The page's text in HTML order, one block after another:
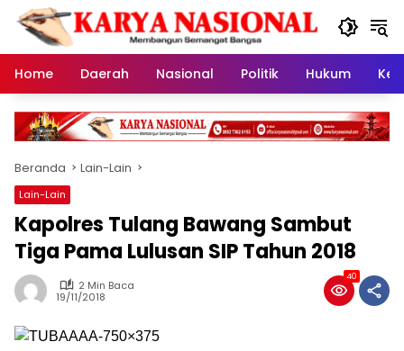
Langsung
konten
Home
Daerah Nasional Politik Hukum
Beranda Lain-Lain
Lain-Lain
Kapolres Tulang Bawang Sambut
Tiga Pama Lulusan SIP Tahun 2018
2 Min Baca
19/11/2018
40